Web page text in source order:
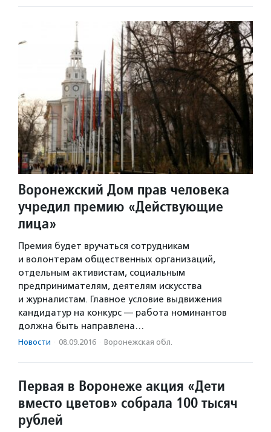
Воронежский Дом прав человека
учредил премию «Действующие
лица»
Премия будет вручаться сотрудникам
и волонтерам общественных организаций,
отдельным активистам, социальным
предпринимателям, деятелям искусства
и журналистам. Главное условие выдвижения
кандидатур на конкурс — работа номинантов
должна быть направлена…
Новости · 08.09.2016 · Воронежская обл.
Первая в Воронеже акция «Дети
вместо цветов» собрала 100 тысяч
рублей